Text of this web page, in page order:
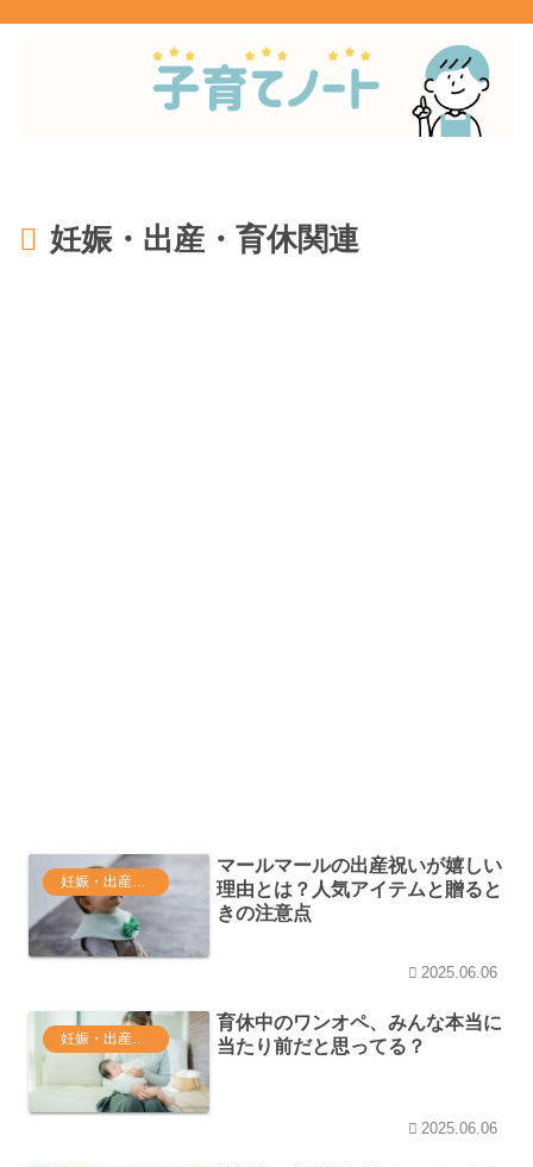
妊娠・出産・育休関連
妊娠・出産・育休関連
マールマールの出産祝いが嬉しい
理由とは？人気アイテムと贈ると
きの注意点
2025.06.06
育休中のワンオペ、みんな本当に
当たり前だと思ってる？
2025.06.06